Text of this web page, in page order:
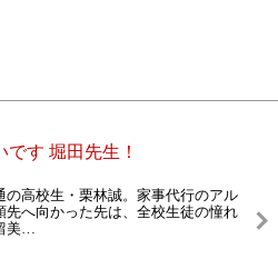
です 堀田先生！
の高校生・栗林誠。家事代行のアル
先へ向かった先は、全校生徒の憧れ
美…